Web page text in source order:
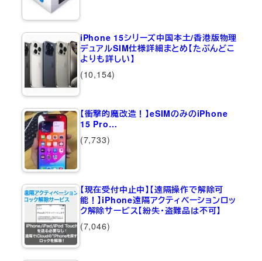
iPhone 15シリーズ中国本土/香港版物理
デュアルSIM仕様詳細まとめ【たぶんどこ
よりも詳しい】
(10,154)
【衝撃的魔改造！】eSIMのみのiPhone
15 Pro…
(7,733)
【現在受付中止中】【遠隔操作で解除可
能！】iPhone遠隔アクティベーションロッ
ク解除サービス【紛失・盗難品は不可】
(7,046)